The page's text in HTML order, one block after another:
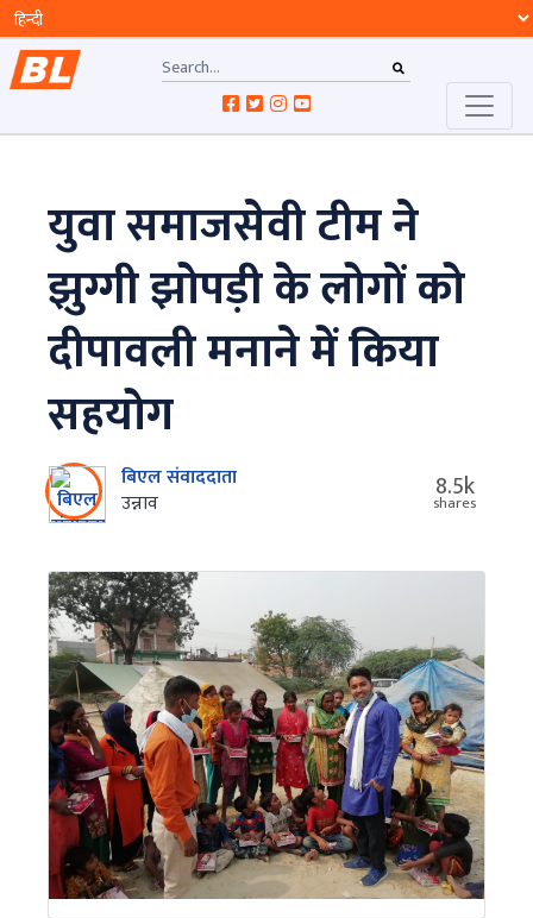
युवा समाजसेवी टीम ने
झुग्गी झोपड़ी के लोगों को
दीपावली मनाने में किया
सहयोग
बिएल संवाददाता
उन्नाव
8.5k
shares